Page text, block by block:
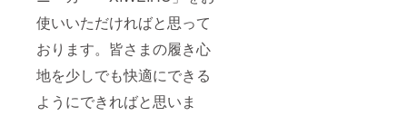
使いいただければと思って
おります。皆さまの履き心
地を少しでも快適にできる
ようにできればと思いま